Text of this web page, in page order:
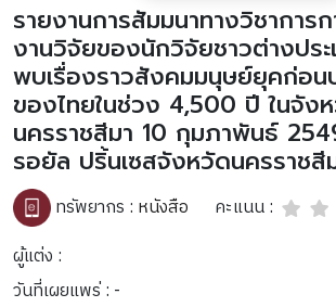
รายงานการสัมมนาทางวิชาการ
งานวิจัยของนักวิจัยชาวต่างประ
พบเรื่องราวสังคมมนุษย์ยุคก่อน
ของไทยในช่วง 4,500 ปี ในจัง
นครราชสีมา 10 กุมภาพันธ์
รอยัล ปริ้นเซสจังหวัดนครราชสี
ทรัพยากร : หนังสือ
คะแนน :
ผู้แต่ง :
วันที่เผยแพร่ : -